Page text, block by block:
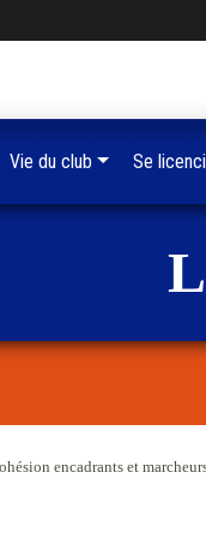
encadrants et
Vie du club Se